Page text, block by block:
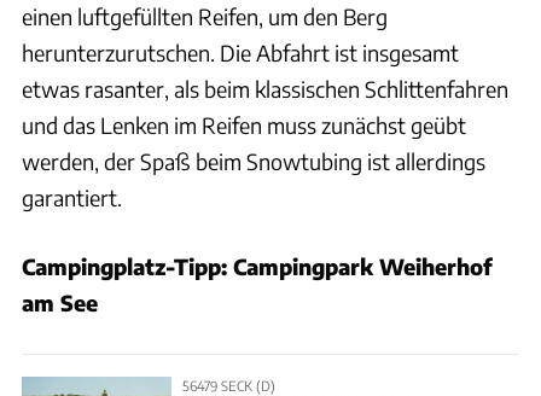
einen luftgefüllten Reifen, um den Berg
herunterzurutschen. Die Abfahrt ist insgesamt
etwas rasanter, als beim klassischen Schlittenfahren
und das Lenken im Reifen muss zunächst geübt
werden, der Spaß beim Snowtubing ist allerdings
garantiert.
Campingplatz-Tipp: Campingpark Weiherhof
am See
56479 SECK (D)